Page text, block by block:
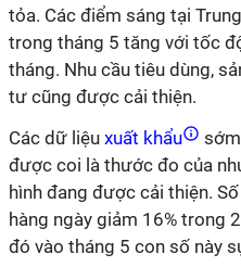
tỏa. Các điểm sáng tại
trong tháng 5 tăng với tốc
tháng. Nhu cầu tiêu dùng,
tư cũng được cải thiện.
Các dữ liệu xuất khẩu
được coi là thước đo của
hình đang được cải thiện.
hàng ngày giảm 16% trong
đó vào tháng 5 con số này